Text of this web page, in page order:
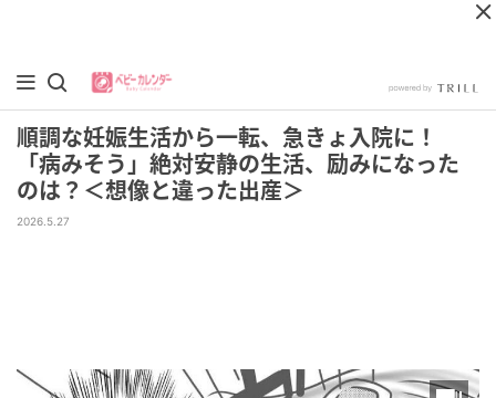
順調な妊娠生活から一転、急きょ入院に！
「病みそう」絶対安静の生活、励みになった
のは？＜想像と違った出産＞
2026.5.27